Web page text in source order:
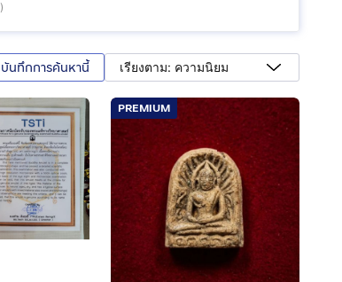
)
บันทึกการค้นหานี้ เรียงตาม: ความนิยม
PREMIUM